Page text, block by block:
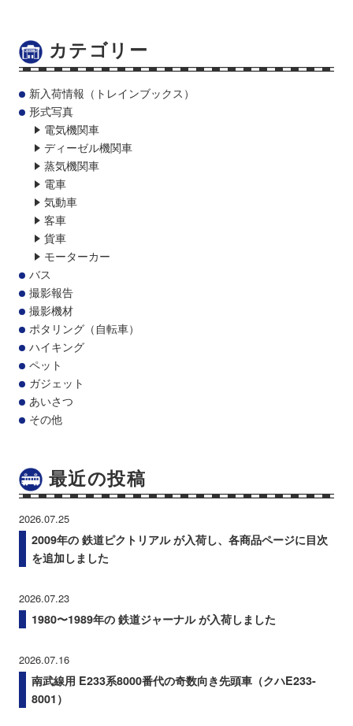
カテゴリー
新入荷情報（トレインブックス）
形式写真
電気機関車
ディーゼル機関車
蒸気機関車
電車
気動車
客車
貨車
モーターカー
バス
撮影報告
撮影機材
ポタリング（自転車）
ハイキング
ペット
ガジェット
あいさつ
その他
最近の投稿
2026.07.25
2009年の 鉄道ピクトリアル が入荷し、各商品ページに目次
を追加しました
2026.07.23
1980〜1989年の 鉄道ジャーナル が入荷しました
2026.07.16
南武線用 E233系8000番代の奇数向き先頭車（クハE233-
8001）